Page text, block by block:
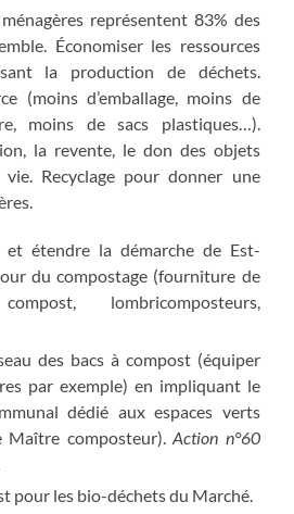
représentent 83% des
Économiser les ressources
la production de déchets.
(moins d’emballage, moins de
moins de sacs plastiques…).
la revente, le don des objets
Recyclage pour donner une
et étendre la démarche de Est-
du compostage (fourniture de
lombricomposteurs,
des bacs à compost (équiper
par exemple) en impliquant le
dédié aux espaces verts
Maître composteur).Action n°60
pour les bio-déchets du Marché.